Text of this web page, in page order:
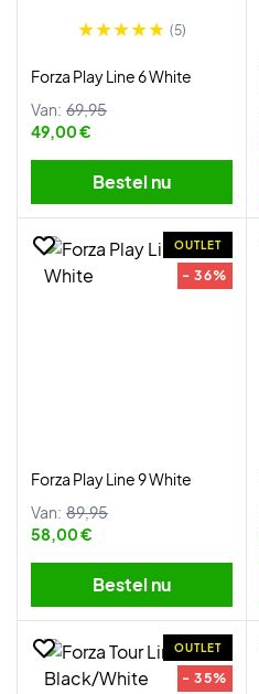
(5)
Forza Play Line 6 White
Van: 69,95
49,00 €
Bestel nu
OUTLET
- 36%
Forza Play Line 9 White
Van: 89,95
58,00 €
Bestel nu
OUTLET
- 35%